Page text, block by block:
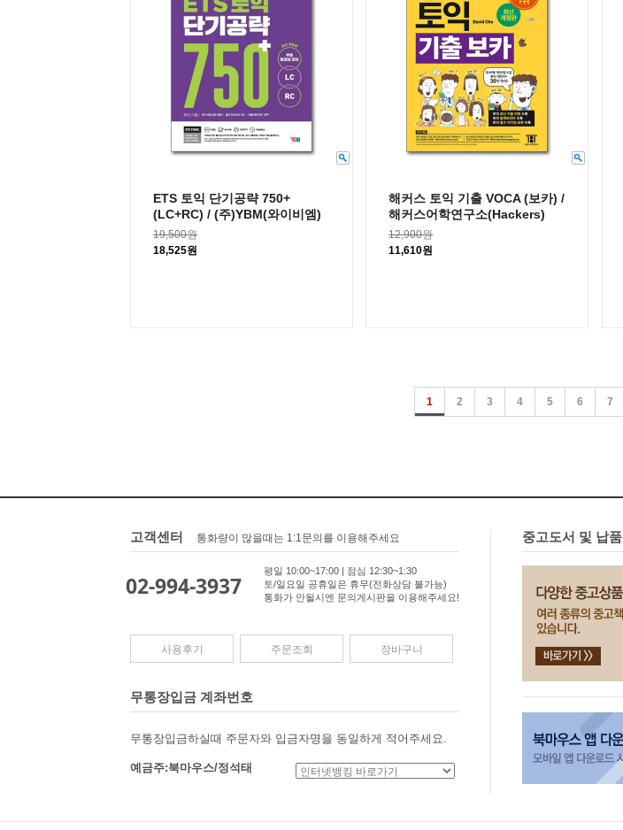
ETS 토익 단기공략 750+
(LC+RC) / (주)YBM(와이비엠)
19,500원
18,525원
해커스 토익 기출 VOCA (보카) /
해커스어학연구소(Hackers)
12,900원
11,610원
1 2 3 4 5 6 7
고객센터 통화량이 많을때는 1:1문의를 이용해주세요
02-994-3937
평일 10:00~17:00 | 점심 12:30~1:30
토/일요일 공휴일은 휴무(전화상담 불가능)
통화가 안될시엔 문의게시판을 이용해주세요!
사용후기 주문조회 장바구니
무통장입금 계좌번호
무통장입금하실때 주문자와 입금자명을 동일하게 적어주세요.
예금주:북마우스/정석태
중고도서 및 납품